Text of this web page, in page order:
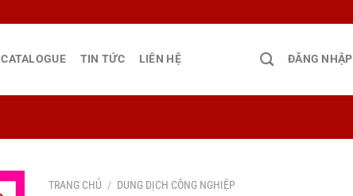
CATALOGUE TIN TỨC LIÊN HỆ ĐĂNG NHẬP
TRANG CHỦ / DUNG DỊCH CÔNG NGHIỆP